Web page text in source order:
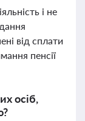
і не
від сплати
пенсії
осіб,